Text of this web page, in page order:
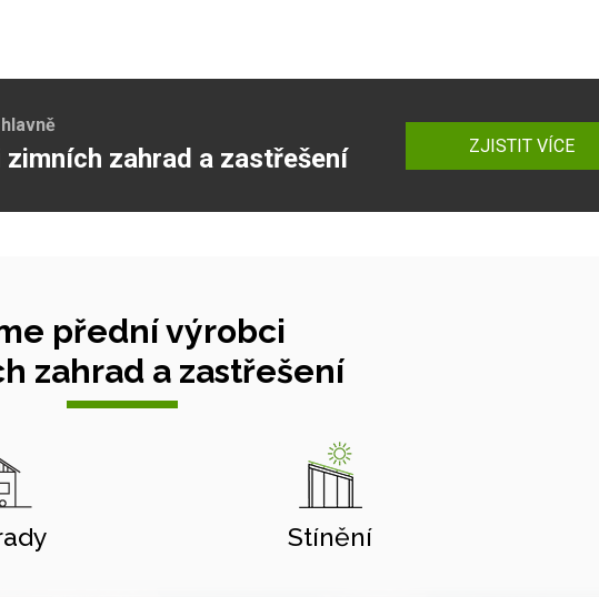
zahrad a zastřešení ZJISTIT VÍCE
přední výrobci
zahrad a zastřešení
Stínění